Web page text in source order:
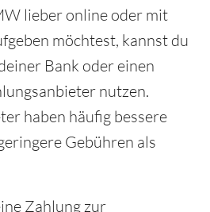
lieber online oder mit
möchtest, kannst du
Bank oder einen
nutzen.
haben häufig bessere
Gebühren als
Zahlung zur